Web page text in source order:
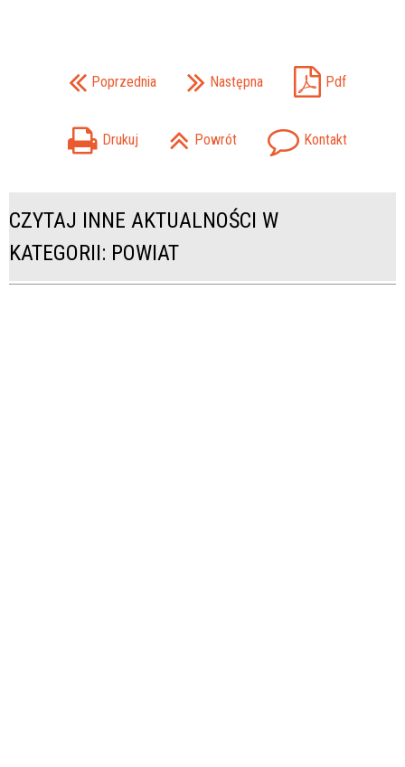
Poprzednia Następna Pdf
Drukuj Powrót Kontakt
CZYTAJ INNE AKTUALNOŚCI W
KATEGORII: POWIAT